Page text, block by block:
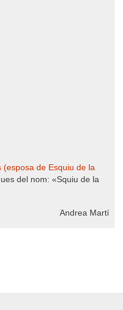
(esposa de Esquiu de la
del nom: «Squiu de la
Andrea Martí